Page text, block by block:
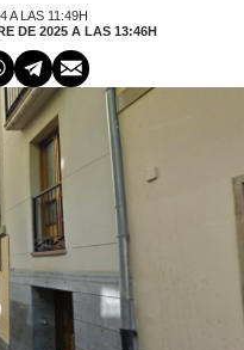
A LAS 11:49H
DE 2025 A LAS 13:46H